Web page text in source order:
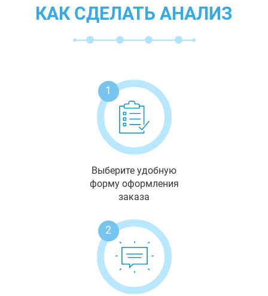
КАК СДЕЛАТЬ АНАЛИЗ
1
Выберите удобную
форму оформления
заказа
2